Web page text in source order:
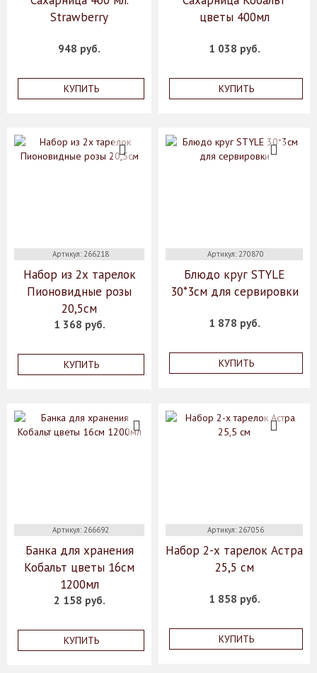
Strawberry
948 руб.
КУПИТЬ
цветы 400мл
1 038 руб.
КУПИТЬ
Артикул: 266218
Набор из 2х тарелок
Пионовидные розы
20,5см
1 368 руб.
КУПИТЬ
Артикул: 270870
Блюдо круг STYLE
30*3см для сервировки
1 878 руб.
КУПИТЬ
Артикул: 266692
Банка для хранения
Кобальт цветы 16см
1200мл
2 158 руб.
КУПИТЬ
Артикул: 267056
Набор 2-х тарелок Астра
25,5 см
1 858 руб.
КУПИТЬ